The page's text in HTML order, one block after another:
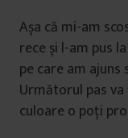
Așa că mi-am
rece și l-am pus
pe care am
Următorul pas
culoare o poți